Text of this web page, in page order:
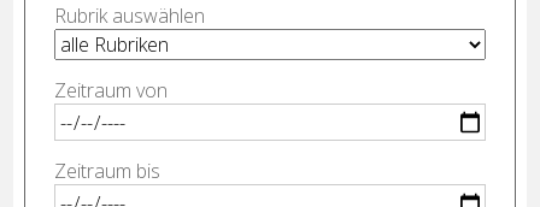
Rubrik auswählen
Zeitraum von
Zeitraum bis